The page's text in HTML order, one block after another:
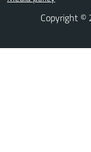
Copyright ©